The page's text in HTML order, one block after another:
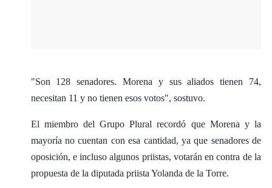
"Son 128 senadores. Morena y sus aliados tienen 74,
necesitan 11 y no tienen esos votos", sostuvo.
El miembro del Grupo Plural recordó que Morena y la
mayoría no cuentan con esa cantidad, ya que senadores de
oposición, e incluso algunos priistas, votarán en contra de la
propuesta de la diputada priista Yolanda de la Torre.